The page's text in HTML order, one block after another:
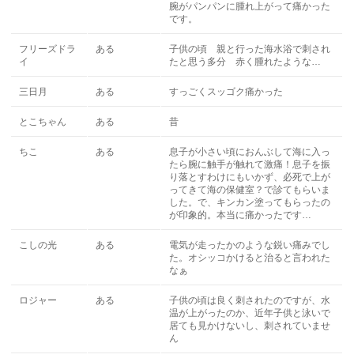
腕がパンパンに腫れ上がって痛かった
です。
フリーズドラ
イ
ある
子供の頃 親と行った海水浴で刺され
たと思う多分 赤く腫れたような…
三日月 ある すっごくスッゴク痛かった
とこちゃん ある 昔
ちこ ある
息子が小さい頃におんぶして海に入っ
たら腕に触手が触れて激痛！息子を振
り落とすわけにもいかず、必死で上が
ってきて海の保健室？で診てもらいま
した。で、キンカン塗ってもらったの
が印象的。本当に痛かったです…
こしの光 ある
電気が走ったかのような鋭い痛みでし
た。オシッコかけると治ると言われた
なぁ
ロジャー ある
子供の頃は良く刺されたのですが、水
温が上がったのか、近年子供と泳いで
居ても見かけないし、刺されていませ
ん